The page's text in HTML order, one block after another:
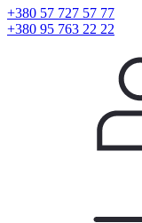
+380 57 727 57 77
+380 95 763 22 22